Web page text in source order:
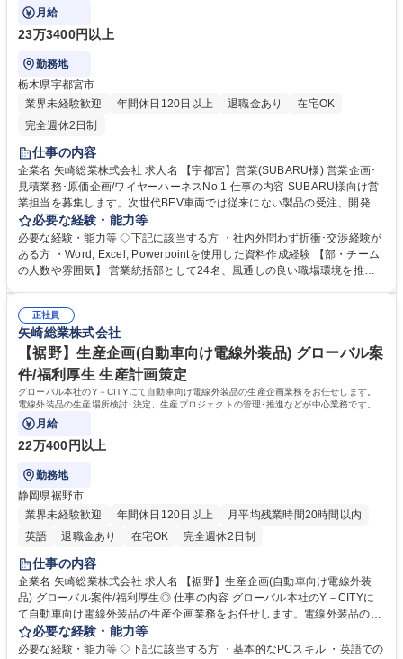
製品に関わって頂く予定です。
月給
23万3400円以上
勤務地
栃木県宇都宮市
業界未経験歓迎
年間休日120日以上 退職金あり
在宅OK
完全週休2日制
仕事の内容
企業名 矢崎総業株式会社 求人名 【宇都宮】営業(SUBARU様) 営業企画･
見積業務･原価企画/ワイヤーハーネスNo.1 仕事の内容 SUBARU様向け営
業担当を募集します。次世代BEV車両では従来にない製品の受注、開発、
生産面の課題に対応する為、営業体制の強化を進めています。主に次世代
車両や新規製品に関わって頂く予定です。 ◆取引先(カーメーカー)への弊
社製品(※)の見積書作成、価格契約、各種折衝 ◆弊社製品の販売戦略の策
定・立案・遂行 ◆海外関係会社/国内他部門(主に開発･生産･調達部門)との
ど) 募集職種 【宇都宮】営業(SUBARU様) 営業企画･見積業務･原価企画/
ワイヤーハーネスNo.1
必要な経験・能力等
必要な経験・能力等 ◇下記に該当する方 ・社内外問わず折衝･交渉経験が
ある方 ・Word, Excel, Powerpointを使用した資料作成経験 【部・チーム
の人数や雰囲気】 営業統括部として24名、風通しの良い職場環境を推進
動車正社員
矢崎総業株式会社
【裾野】生産企画(自動車向け電線外装品) グローバル案
件/福利厚生 生産計画策定
グローバル本社のY－CITYにて自動車向け電線外装品の生産企画業務をお任せします。
電線外装品の生産場所検討･決定、生産プロジェクトの管理･推進などが中心業務です。
月給
22万400円以上
勤務地
静岡県裾野市
業界未経験歓迎
年間休日120日以上
月平均残業時間20時間以内
英語
退職金あり 在宅OK 完全週休2日制
仕事の内容
企業名 矢崎総業株式会社 求人名 【裾野】生産企画(自動車向け電線外装
品) グローバル案件/福利厚生◎ 仕事の内容 グローバル本社のY－CITYに
て自動車向け電線外装品の生産企画業務をお任せします。電線外装品の生
産場所検討･決定、生産プロジェクトの管理･推進などが中心業務です。 ・
電線外装品の生産場所検討と決定 ・新製品および既存製品の生産能力を把
必要な経験・能力等
必要な経験・能力等 ◇下記に該当する方 ・基本的なPCスキル ・英語での